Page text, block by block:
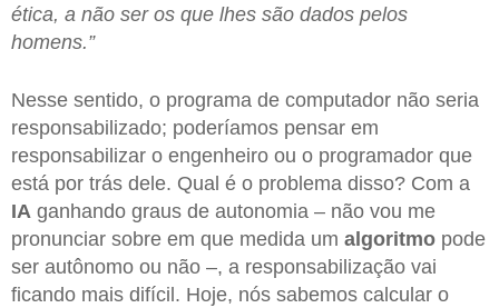
ética, a não ser os que lhes são dados pelos
homens.”
Nesse sentido, o programa de computador não seria
responsabilizado; poderíamos pensar em
responsabilizar o engenheiro ou o programador que
está por trás dele. Qual é o problema disso? Com a
IA ganhando graus de autonomia – não vou me
pronunciar sobre em que medida um algoritmo pode
ser autônomo ou não –, a responsabilização vai
ficando mais difícil. Hoje, nós sabemos calcular o